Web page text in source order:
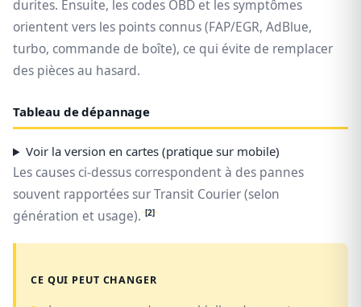
durites. Ensuite, les codes OBD et les symptômes
orientent vers les points connus (FAP/EGR, AdBlue,
turbo, commande de boîte), ce qui évite de remplacer
des pièces au hasard.
Tableau de dépannage
Voir la version en cartes (pratique sur mobile)
Les causes ci-dessus correspondent à des pannes
souvent rapportées sur Transit Courier (selon
génération et usage). [2]
CE QUI PEUT CHANGER